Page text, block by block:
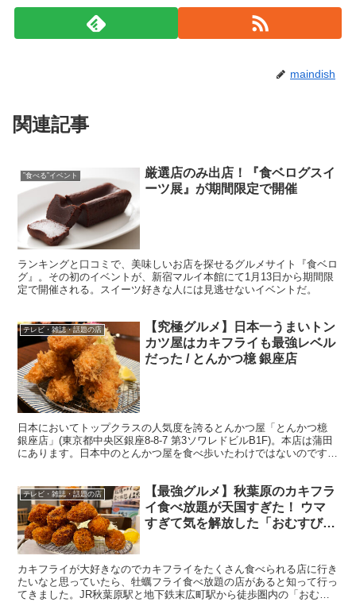
maindish
関連記事
”食べる”イベント
厳選店のみ出店！『食ベログスイ
ーツ展』が期間限定で開催
ランキングと口コミで、美味しいお店を探せるグルメサイト『食ベロ
グ』。その初のイベントが、新宿マルイ本館にて1月13日から期間限
定で開催される。スイーツ好きな人には見逃せないイベントだ。
テレビ・雑誌・話題の店
【究極グルメ】日本一うまいトン
カツ屋はカキフライも最強レベル
だった / とんかつ檍 銀座店
日本においてトップクラスの人気度を誇るとんかつ屋「とんかつ檍
銀座店」(東京都中央区銀座8-8-7 第3ソワレドビルB1F)。本店は蒲田
にあります。日本中のとんかつ屋を食べ歩いたわけではないのです
テレビ・雑誌・話題の店
【最強グルメ】秋葉原のカキフラ
イ食べ放題が天国すぎた！ ウマ
すぎて気を解放した「おむすびの
カキフライが大好きなのでカキフライをたくさん食べられる店に行き
たいなと思っていたら、牡蠣フライ食べ放題の店があると知って行っ
てきました。JR秋葉原駅と地下鉄末広町駅から徒歩圏内の「おむす